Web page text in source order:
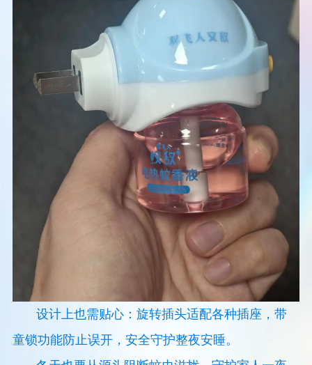
设计上也需贴心：旋转插头适配各种插座，带
童锁功能防止误开，安全守护整夜安睡。